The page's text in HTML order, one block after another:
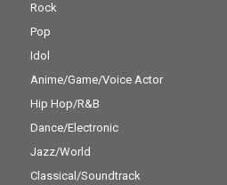
るスタンダードナンバ
ーばかり。国内検索に
曲」「オールディーズ
名曲」「懐かしの洋
楽」を求めるリスナー
に最適の一枚です。
Rock
Pop
Idol
Anime/Game/Voice Actor
Hip Hop/R&B
Dance/Electronic
Jazz/World
Classical/Soundtrack